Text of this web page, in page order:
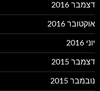
דצמבר 2016
אוקטובר 2016
יוני 2016
דצמבר 2015
נובמבר 2015